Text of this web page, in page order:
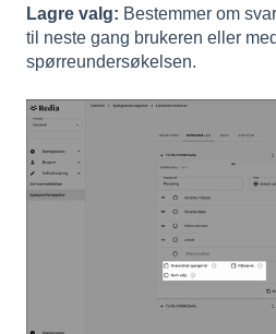
Lagre valg: Bestemmer om
til neste gang brukeren eller
spørreundersøkelsen.